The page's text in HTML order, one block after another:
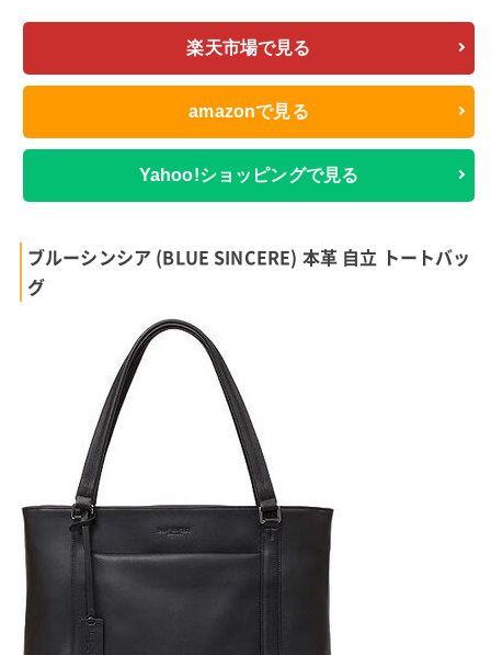
楽天市場で見る
amazonで見る
Yahoo!ショッピングで見る
ブルーシンシア (BLUE SINCERE) 本革 自立 トートバッ
グ